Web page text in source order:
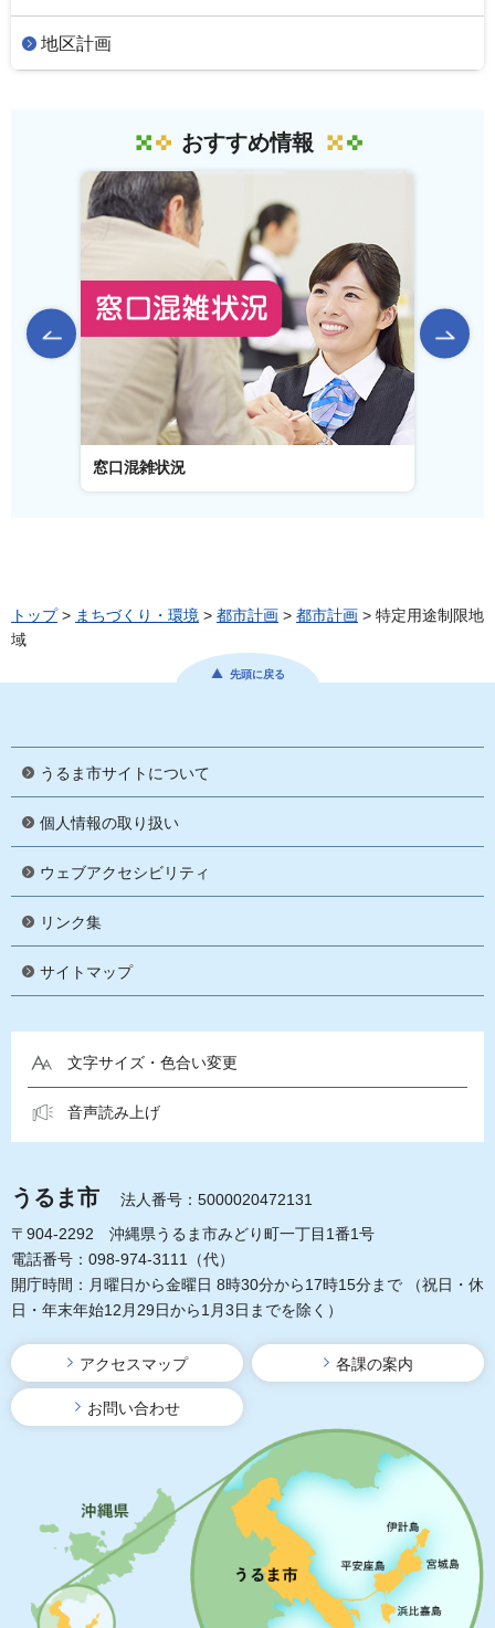
地区計画
おすすめ情報
前のスライドを表示
窓口混雑状況
トップ> まちづくり・環境 > 都市計画 > 都市計画 > 特定用途制限地
域
先頭に戻る
うるま市サイトについて
個人情報の取り扱い
ウェブアクセシビリティ
リンク集
サイトマップ
文字サイズ・色合い変更
音声読み上げ
うるま市
法人番号：5000020472131
〒904-2292 沖縄県うるま市みどり町一丁目1番1号
電話番号：098-974-3111（代）
開庁時間：月曜日から金曜日 8時30分から17時15分まで
（祝日・休
日・年末年始12月29日から1月3日までを除く）
アクセスマップ 各課の案内
お問い合わせ